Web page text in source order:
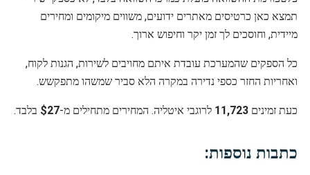
תמצא כאן כרטיסים מאתרים ידועים, משווים מיקומים ומחירים
מיידית, וחוסכים לך זמן יקר וחיפוש ארוך.
כל הספקים שהמערכת עובדת איתם מחויבים לשירות, הגנות לקוח,
ואחריות החזר כספי נדירה במקרה הלא סביר שמשהו מתפקשש.
כעת זמינים 11,723 לרוגבי איטליה. המחירים מתחילים מ-$27 בלבד.
כתבות נוספות: